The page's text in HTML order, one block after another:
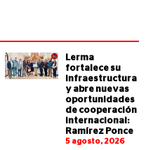
Lerma
fortalece su
infraestructura
y abre nuevas
oportunidades
de cooperación
internacional:
Ramírez Ponce
5 agosto, 2026